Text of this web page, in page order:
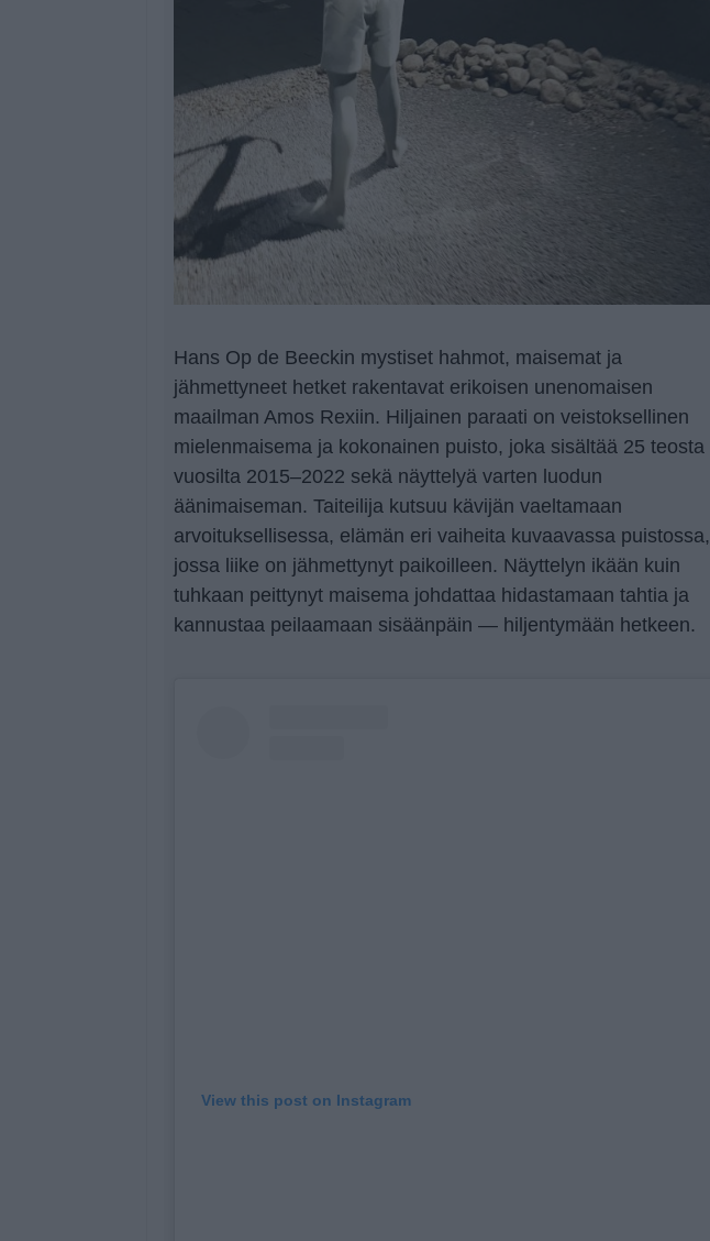
Hans Op de Beeckin mystiset hahmot, maisemat ja
jähmettyneet hetket rakentavat erikoisen unenomaisen
maailman Amos Rexiin. Hiljainen paraati on veistoksellinen
mielenmaisema ja kokonainen puisto, joka sisältää 25 teosta
vuosilta 2015–2022 sekä näyttelyä varten luodun
äänimaiseman. Taiteilija kutsuu kävijän vaeltamaan
arvoituksellisessa, elämän eri vaiheita kuvaavassa puistossa,
jossa liike on jähmettynyt paikoilleen. Näyttelyn ikään kuin
tuhkaan peittynyt maisema johdattaa hidastamaan tahtia ja
kannustaa peilaamaan sisäänpäin — hiljentymään hetkeen.
View this post on Instagram